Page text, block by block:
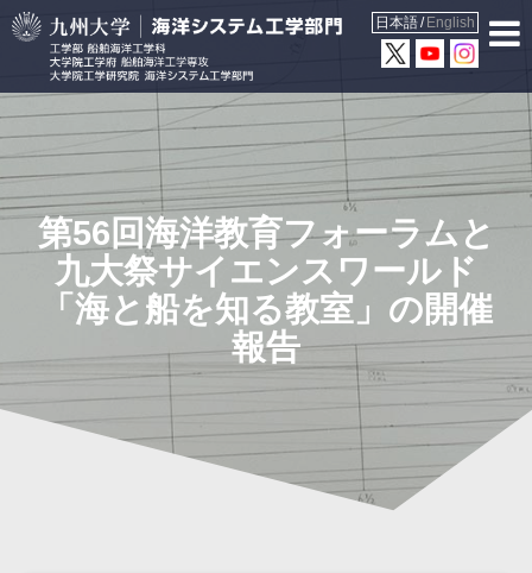
English
日本語
第56回海洋教育フォーラムと
九大祭サイエンスワールド
「海と船を知る教室」の開催
報告